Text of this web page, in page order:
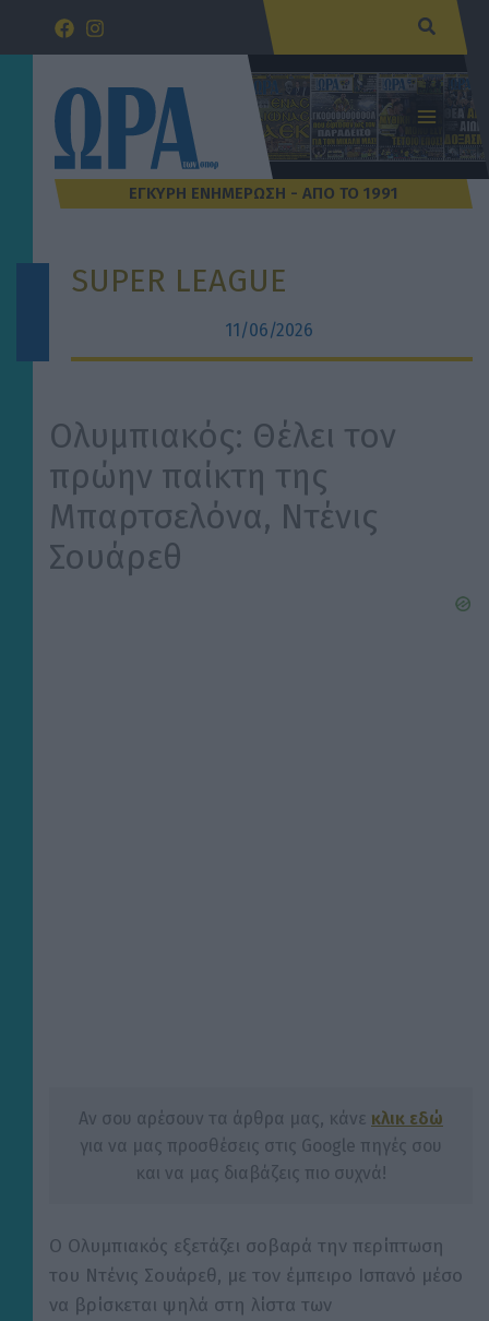
Μετάβαση
SUPER LEAGUE
11/06/2026
Ολυμπιακός: Θέλει τον
πρώην παίκτη της
Μπαρτσελόνα, Ντένις
Σουάρεθ
Αν σου αρέσουν τα άρθρα μας, κάνε κλικ εδώ
για να μας προσθέσεις στις Google πηγές σου
και να μας διαβάζεις πιο συχνά!
Ο Ολυμπιακός εξετάζει σοβαρά την περίπτωση
του Ντένις Σουάρεθ, με τον έμπειρο Ισπανό μέσο
να βρίσκεται ψηλά στη λίστα των